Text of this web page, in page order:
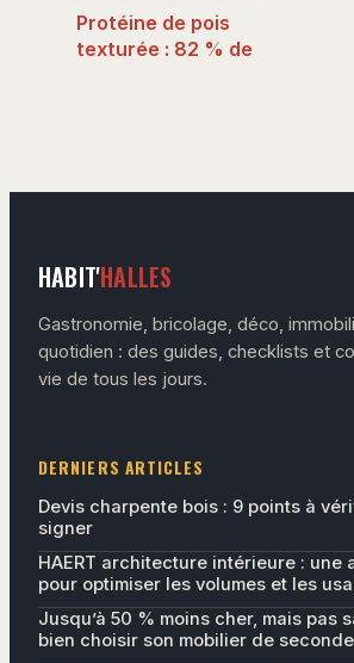
Protéine de pois
texturée : 82 % de
HABIT'HALLES
Gastronomie, bricolage, déco,
quotidien : des guides, checklists et
vie de tous les jours.
DERNIERS ARTICLES
Devis charpente bois : 9 points à
signer
HAERT architecture intérieure : une
pour optimiser les volumes et les
Jusqu’à 50 % moins cher, mais pas
bien choisir son mobilier de